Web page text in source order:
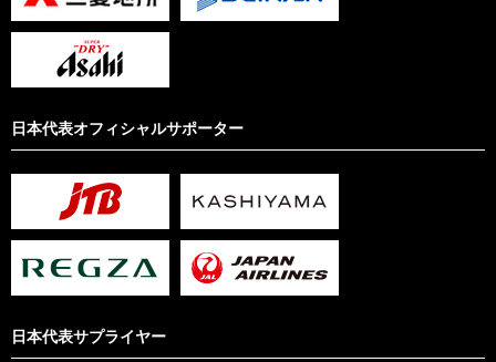
日本代表オフィシャルサポーター
日本代表サプライヤー